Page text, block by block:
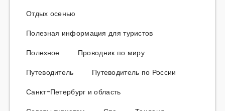
Отдых осенью
Полезная информация для туристов
Полезное
Проводник по миру
Путеводитель
Путеводитель по России
Санкт-Петербург и область